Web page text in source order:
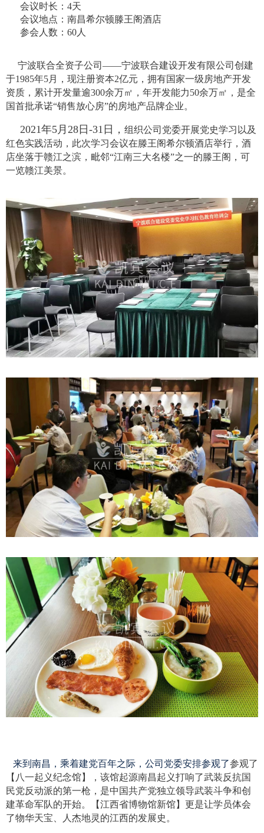
会议时长：4天
会议地点：南昌希尔顿滕王阁酒店
参会人数：60人
宁波联合全资子公司——宁波联合建设开发有限公司创建
于1985年5月，现注册资本2亿元，拥有国家一级房地产开发
资质，累计开发量逾300余万㎡，年开发能力50余万㎡，是全
国首批承诺“销售放心房”的房地产品牌企业。
2021年5月28日-31日， 组织公司党委开展党史学习以及
红色实践活动，此次学习会议在滕王阁希尔顿酒店举行，酒
店坐落于赣江之滨，毗邻“江南三大名楼”之一的滕王阁，可
一览赣江美景。
来到南昌，乘着建党百年之际，公司党委安排参观了参观了
【八一起义纪念馆】，该馆起源南昌起义打响了武装反抗国
民党反动派的第一枪，是中国共产党独立领导武装斗争和创
建革命军队的开始。【江西省博物馆新馆】更是让学员体会
了物华天宝、人杰地灵的江西的发展史。